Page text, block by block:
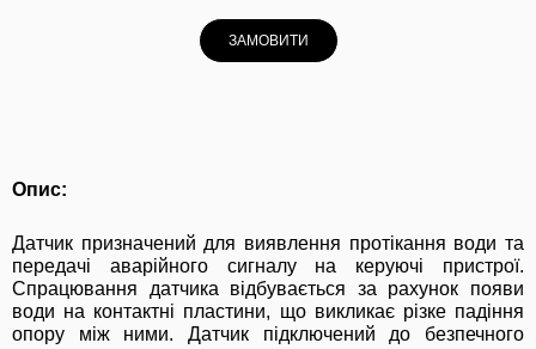
ЗАМОВИТИ
Опис:
Датчик призначений для виявлення протікання води та
передачі аварійного сигналу на керуючі пристрої.
Спрацювання датчика відбувається за рахунок появи
води на контактні пластини, що викликає різке падіння
опору між ними. Датчик підключений до безпечного